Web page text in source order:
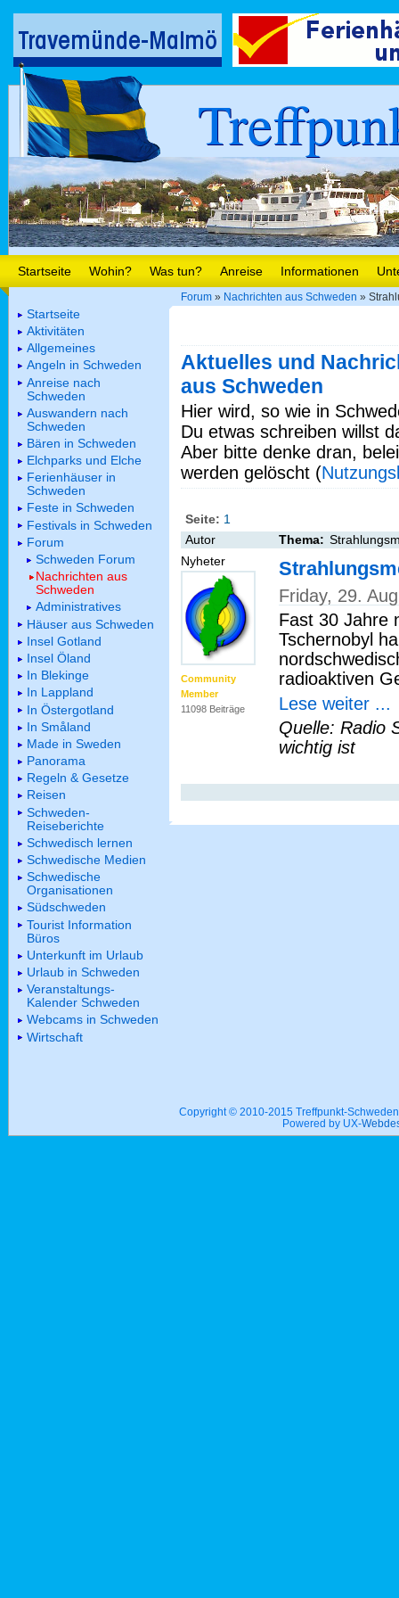
Startseite Wohin? Was tun? Anreise Informationen
Forum » Nachrichten aus Schweden »
Aktuelles und
aus Schweden
Hier wird, so wie in
Du etwas schreiben willst
Aber bitte denke dran,
werden gelöscht (
Seite: 1
Autor
Thema:
Nyheter
Community
Member
11098 Beiträge
Friday, 29.
Fast 30 Jahre
Tschernobyl
radioaktiven
Lese weiter ...
Quelle: Radio
wichtig ist
Startseite
Aktivitäten
Allgemeines
Angeln in Schweden
Anreise nach
Schweden
Auswandern nach
Schweden
Bären in Schweden
Elchparks und Elche
Ferienhäuser in
Schweden
Feste in Schweden
Festivals in Schweden
Forum
Schweden Forum
Nachrichten aus
Schweden
Administratives
Häuser aus Schweden
Insel Gotland
Insel Öland
In Blekinge
In Lappland
In Östergotland
In Småland
Made in Sweden
Panorama
Regeln & Gesetze
Reisen
Schweden-
Reiseberichte
Schwedisch lernen
Schwedische Medien
Schwedische
Organisationen
Südschweden
Tourist Information
Büros
Unterkunft im Urlaub
Urlaub in Schweden
Veranstaltungs-
Kalender Schweden
Webcams in Schweden
Wirtschaft
Copyright © 2010-2015 Treffpunkt-
Powered by UX-